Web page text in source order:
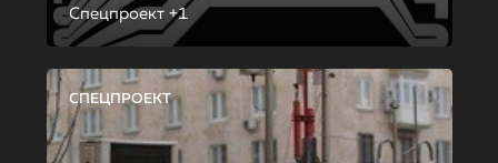
Спецпроект +1
СПЕЦПРОЕКТ